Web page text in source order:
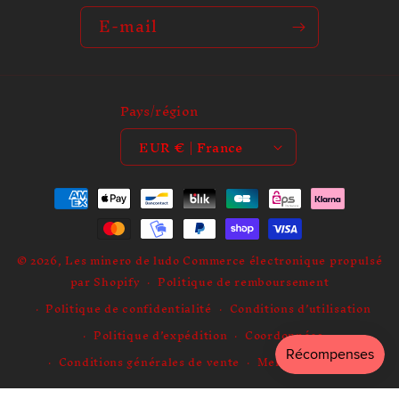
E-mail
Pays/région
EUR € | France
Moyens
paiement
© 2026,Les minero de ludoCommerce électronique propulsé
par Shopify
Politique de remboursement
Politique de confidentialité
Conditions d’utilisation
Politique d’expédition
Coordonnées
Conditions générales de vente
Mentions légales